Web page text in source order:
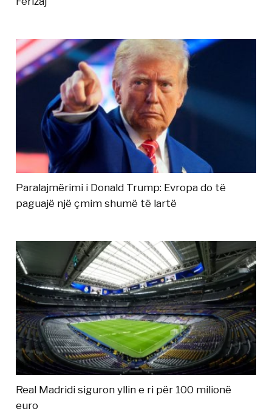
Paralajmërimi i Donald Trump: Evropa do të
paguajë një çmim shumë të lartë
Real Madridi siguron yllin e ri për 100 milionë
euro